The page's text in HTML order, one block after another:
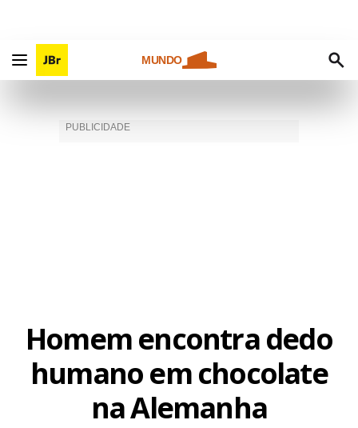
MUNDO
Homem encontra dedo
humano em chocolate
na Alemanha